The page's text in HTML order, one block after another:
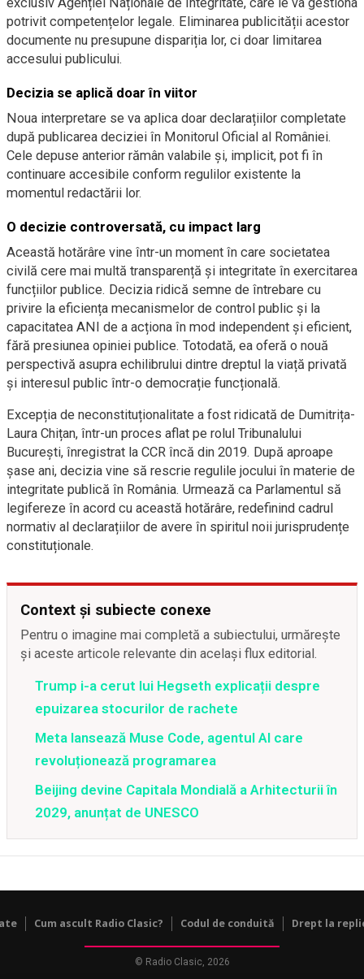
potrivit competențelor legale. Eliminarea publicității acestor
documente nu presupune dispariția lor, ci doar limitarea
accesului publicului.
Decizia se aplică doar în viitor
Noua interpretare se va aplica doar declarațiilor completate
după publicarea deciziei în Monitorul Oficial al României.
Cele depuse anterior rămân valabile și, implicit, pot fi în
continuare accesibile conform regulilor existente la
momentul redactării lor.
O decizie controversată, cu impact larg
Această hotărâre vine într-un moment în care societatea
civilă cere mai multă transparență și integritate în exercitarea
funcțiilor publice. Decizia ridică semne de întrebare cu
privire la eficiența mecanismelor de control public și la
capacitatea ANI de a acționa în mod independent și eficient,
fără presiunea opiniei publice. Totodată, ea oferă o nouă
perspectivă asupra echilibrului dintre dreptul la viață privată
și interesul public într-o democrație funcțională.
Excepția de neconstituționalitate a fost ridicată de Dumitrița-
Laura Chițan, într-un proces aflat pe rolul Tribunalului
București, înregistrat la CCR încă din 2019. După aproape
șase ani, decizia vine să rescrie regulile jocului în materie de
integritate publică în România. Urmează ca Parlamentul să
legifereze în acord cu această hotărâre, redefinind cadrul
normativ al declarațiilor de avere în spiritul noii jurisprudențe
constituționale.
Context și subiecte conexe
Pentru o imagine mai completă a subiectului, urmărește
și aceste articole relevante din același flux editorial.
Trump i-a cerut lui Hegseth explicații despre
epuizarea stocurilor de rachete
Meta lansează Muse Code, agentul AI care
revoluționează programarea
Beijing devine Capitala Mondială a Arhitecturii în
2029, anunțat de UNESCO
Cum ascult Radio Clasic? Codul de conduită Drept la
© Radio Clasic, 2026